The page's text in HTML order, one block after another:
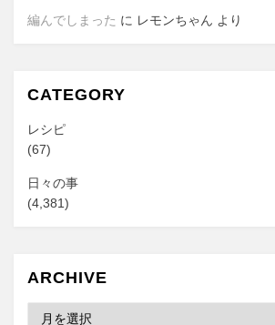
編んでしまった に レモンちゃん より
CATEGORY
レシピ
(67)
日々の事
(4,381)
ARCHIVE
Archive